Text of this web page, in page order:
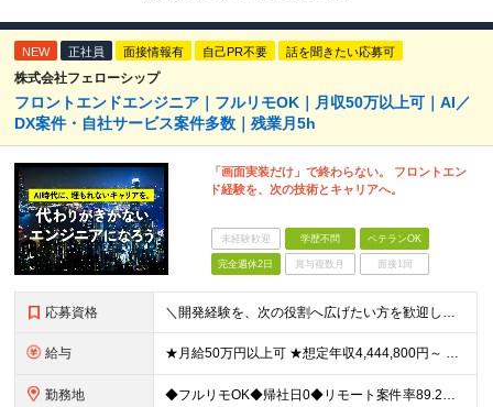
NEW 正社員 面接情報有 自己PR不要 話を聞きたい応募可
株式会社フェローシップ
フロントエンドエンジニア｜フルリモOK｜月収50万以上可｜AI／
DX案件・自社サービス案件多数｜残業月5h
「画面実装だけ」で終わらない。 フロントエン
ド経験を、次の技術とキャリアへ。
未経験歓迎 学歴不問 ベテランOK
完全週休2日 賞与複数月 面接1回
応募資格 ＼開発経験を、次の役割へ広げたい方を歓迎します／ ■HTML、CSS、JavaScriptを使用した実務経験を1年以上お持ちの方 ■APIを利用した画面・機能開発の経験、または基礎知識をお持ちの方
給与 ★月給50万円以上可 ★想定年収4,444,800円～ ★転職時に50万円～300万円の年収UP事例あり！ ★入社1年で年収が120万円上がった社員もいます！ 月給370,400円〜 ※経験やスキル
勤務地 ◆フルリモOK◆帰社日0◆リモート案件率89.2%◆希望を考慮／転居を伴う転勤なし 一都三県のクライアント先＋在宅勤務（案件により異なります） 【本社】東京都千代田区内幸町2-2-3 日比谷国際ビル